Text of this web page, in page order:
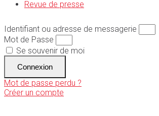
Revue de presse
Identifiant ou adresse de messagerie
Mot de Passe
Se souvenir de moi
Connexion
Mot de passe perdu ?
Créer un compte